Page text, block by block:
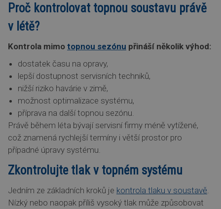
Proč kontrolovat topnou soustavu právě
v létě?
Kontrola mimo topnou sezónu přináší několik výhod:
dostatek času na opravy,
lepší dostupnost servisních techniků,
nižší riziko havárie v zimě,
možnost optimalizace systému,
příprava na další topnou sezónu.
Právě během léta bývají servisní firmy méně vytížené,
což znamená rychlejší termíny i větší prostor pro
případné úpravy systému.
Zkontrolujte tlak v topném systému
Jedním ze základních kroků je kontrola tlaku v soustavě
Nízký nebo naopak příliš vysoký tlak může způsobovat